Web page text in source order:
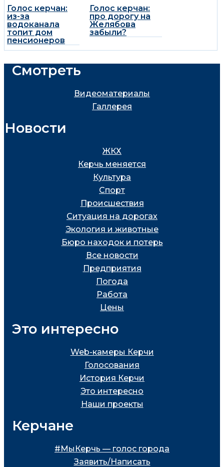
Голос керчан:
из-за
водоканала
топит дом
пенсионеров
Голос керчан:
про дорогу на
Желябова
забыли?
Смотреть
Видеоматериалы
Галлерея
Новости
ЖКХ
Керчь меняется
Культура
Спорт
Проиcшествия
Ситуация на дорогах
Экология и животные
Бюро находок и потерь
Все новости
Предприятия
Погода
Работа
Цены
Это интересно
Web-камеры Керчи
Голосования
История Керчи
Это интересно
Наши проекты
Керчане
#МыКерчь — голос города
Заявить/Написать